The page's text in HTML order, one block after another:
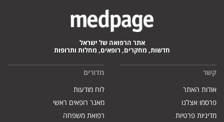
אתר הרפואה של ישראל
חדשות, מחקרים, רופאים, מחלות ותרופות
קשר
אודות האתר
פרסמו אצלנו
מדיניות פרטיות
מדורים
לוח מודעות
מאגר רופאים ראשי
רפואת משפחה